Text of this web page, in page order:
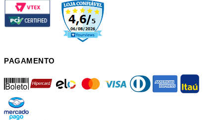
PAGAMENTO
boleto mastercard diners american itau
mercadopago